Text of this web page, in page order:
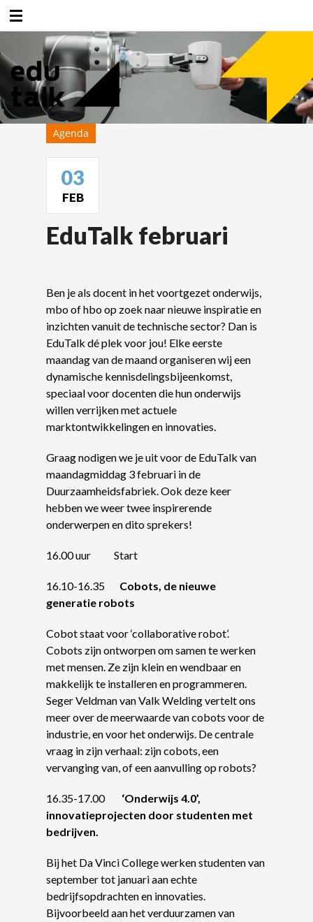
Agenda
03
FEB
EduTalk februari
Ben je als docent in het voortgezet onderwijs,
mbo of hbo op zoek naar nieuwe inspiratie en
inzichten vanuit de technische sector? Dan is
EduTalk dé plek voor jou! Elke eerste
maandag van de maand organiseren wij een
dynamische kennisdelingsbijeenkomst,
speciaal voor docenten die hun onderwijs
willen verrijken met actuele
marktontwikkelingen en innovaties.
Graag nodigen we je uit voor de EduTalk van
maandagmiddag 3 februari in de
Duurzaamheidsfabriek. Ook deze keer
hebben we weer twee inspirerende
onderwerpen en dito sprekers!
16.00 uur Start
16.10-16.35
Cobots, de nieuwe
generatie robots
Cobot staat voor ‘collaborative robot’.
Cobots zijn ontworpen om samen te werken
met mensen. Ze zijn klein en wendbaar en
makkelijk te installeren en programmeren.
Seger Veldman van Valk Welding vertelt ons
meer over de meerwaarde van cobots voor de
industrie, en voor het onderwijs. De centrale
vraag in zijn verhaal: zijn cobots, een
vervanging van, of een aanvulling op robots?
16.35-17.00 ‘Onderwijs 4.0’,
innovatieprojecten door studenten met
bedrijven.
Bij het Da Vinci College werken studenten van
september tot januari aan echte
bedrijfsopdrachten en innovaties.
Bijvoorbeeld aan het verduurzamen van